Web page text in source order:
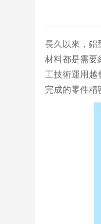
長久以來，鋁
材料都是需要
工技術運用越
完成的零件精